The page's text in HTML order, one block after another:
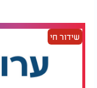
שידור חי